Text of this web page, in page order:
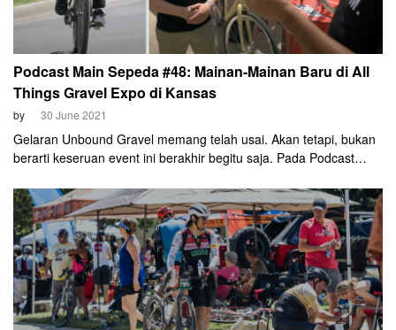
Podcast Main Sepeda #48: Mainan-Mainan Baru di All
Things Gravel Expo di Kansas
by 30 June 2021
Gelaran Unbound Gravel memang telah usai. Akan tetapi, bukan
berarti keseruan event ini berakhir begitu saja. Pada Podcast
dan Om John Boemihardjo akan menjelajahi event bernama "All
Things Gravel Expo".